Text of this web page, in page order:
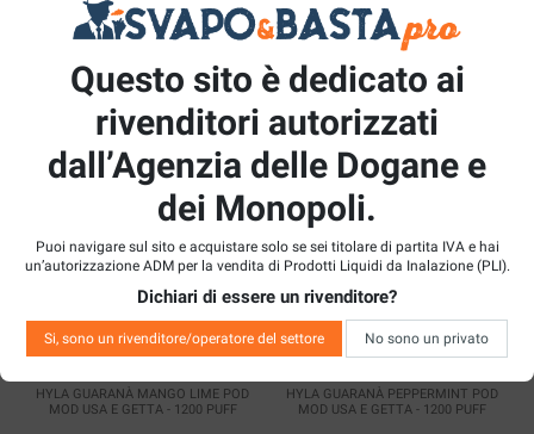
Questo sito è dedicato ai
rivenditori autorizzati
dall’Agenzia delle Dogane e
dei Monopoli.
Puoi navigare sul sito e acquistare solo se sei titolare di partita IVA e hai
un’autorizzazione ADM per la vendita di Prodotti Liquidi da Inalazione (PLI).
Dichiari di essere un rivenditore?
Si, sono un rivenditore/operatore del settore No sono un privato
prodotto
HYLA GUARANÀ COCONUT LIME
POD MOD USA E GETTA - 1200 PUFF
2 Recensioni
Acquista
Vedi
prodotto
HYLA GUARANÀ LYCHEE ALOE
MINT POD MOD USA E GETTA -
1200 PUFF
Acquista
Vedi
prodotto
HYLA GUARANÀ MANGO LIME POD
MOD USA E GETTA - 1200 PUFF
HYLA GUARANÀ PEPPERMINT POD
MOD USA E GETTA - 1200 PUFF